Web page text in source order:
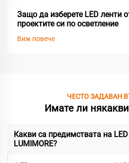
Защо да изберете LED ленти
проектите си по осветление
Виж повече
ЧЕСТО ЗАДАВАН
Имате ли
Какви са предимствата на LED
LUMIMORE?